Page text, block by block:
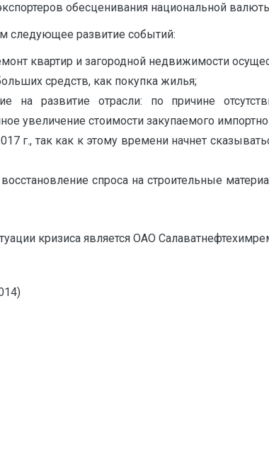
обесценивания национальной
следующее развитие событий:
квартир и загородной недвижимости
средств, как покупка жилья;
на развитие отрасли: по причине
увеличение стоимости закупаемого
г., так как к этому времени начнет
спроса на строительные
кризиса является ОАО